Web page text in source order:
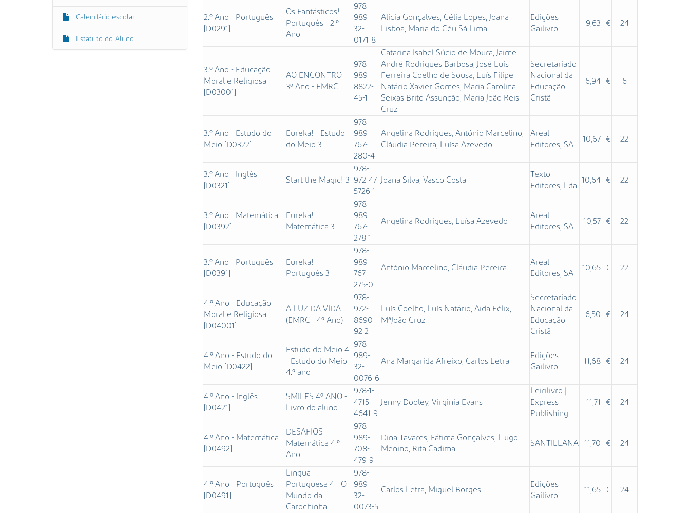
2.º Ano - Português
[D0291]
Os Fantásticos!
Português - 2.º
Ano
978-
989-
32-
0171-8
Alícia Gonçalves, Célia Lopes, Joana
Lisboa, Maria do Céu Sá Lima
Edições
Gailivro
9,63 € 24
3.º Ano - Educação
Moral e Religiosa
[D03001]
AO ENCONTRO -
3º Ano - EMRC
978-
989-
8822-
45-1
Catarina Isabel Súcio de Moura, Jaime
André Rodrigues Barbosa, José Luís
Ferreira Coelho de Sousa, Luís Filipe
Natário Xavier Gomes, Maria Carolina
Seixas Brito Assunção, Maria João Reis
Cruz
Secretariado
Nacional da
Educação
Cristã
6,94 € 6
3.º Ano - Estudo do
Meio [D0322]
Eureka! - Estudo
do Meio 3
978-
989-
767-
280-4
Angelina Rodrigues, António Marcelino,
Cláudia Pereira, Luísa Azevedo
Areal
Editores, SA
10,67 € 22
3.º Ano - Inglês
[D0321]
Start the Magic! 3
978-
972-47-
5726-1
Joana Silva, Vasco Costa
Texto
Editores, Lda.
10,64 € 22
3.º Ano - Matemática
[D0392]
Eureka! -
Matemática 3
978-
989-
767-
278-1
Angelina Rodrigues, Luísa Azevedo
Areal
Editores, SA
10,57 € 22
3.º Ano - Português
[D0391]
Eureka! -
Português 3
978-
989-
767-
275-0
António Marcelino, Cláudia Pereira
Areal
Editores, SA
10,65 € 22
4.º Ano - Educação
Moral e Religiosa
[D04001]
A LUZ DA VIDA
(EMRC - 4º Ano)
978-
972-
8690-
92-2
Luís Coelho, Luís Natário, Aida Félix,
MªJoão Cruz
Secretariado
Nacional da
Educação
Cristã
6,50 € 24
4.º Ano - Estudo do
Meio [D0422]
Estudo do Meio 4
- Estudo do Meio
4.º ano
978-
989-
32-
0076-6
Ana Margarida Afreixo, Carlos Letra
Edições
Gailivro
11,68 € 24
4.º Ano - Inglês
[D0421]
SMILES 4º ANO -
Livro do aluno
978-1-
4715-
4641-9
Jenny Dooley, Virginia Evans
Leirilivro |
Express
Publishing
11,71 € 24
4.º Ano - Matemática
[D0492]
DESAFIOS
Matemática 4.º
Ano
978-
989-
708-
479-9
Dina Tavares, Fátima Gonçalves, Hugo
Menino, Rita Cadima
SANTILLANA 11,70 € 24
4.º Ano - Português
[D0491]
Lingua
Portuguesa 4 - O
Mundo da
Carochinha
978-
989-
32-
0073-5
Carlos Letra, Miguel Borges
Edições
Gailivro
11,65 € 24
Calendário escolar
Estatuto do Aluno